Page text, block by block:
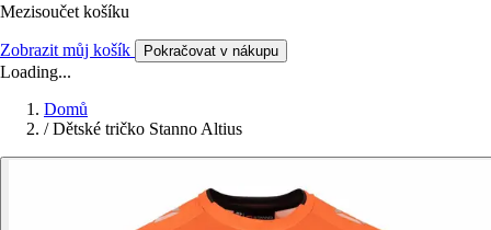
Mezisoučet košíku
Zobrazit můj košík Pokračovat v nákupu
Loading...
Domů
/ Dětské tričko Stanno Altius